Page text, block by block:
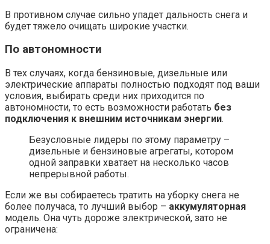
В противном случае сильно упадет дальность снега и
будет тяжело очищать широкие участки.
По автономности
В тех случаях, когда бензиновые, дизельные или
электрические аппараты полностью подходят под ваши
условия, выбирать среди них приходится по
автономности, то есть возможности работать без
подключения к внешним источникам энергии.
Безусловные лидеры по этому параметру –
дизельные и бензиновые агрегаты, котором
одной заправки хватает на несколько часов
непрерывной работы.
Если же вы собираетесь тратить на уборку снега не
более получаса, то лучший выбор – аккумуляторная
модель. Она чуть дороже электрической, зато не
ограничена: